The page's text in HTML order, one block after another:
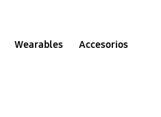
Wearables Accesorios